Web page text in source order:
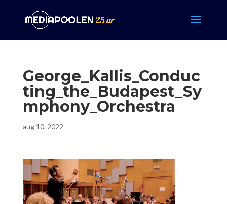
George_Kallis_Conduc
ting_the_Budapest_Sy
mphony_Orchestra
aug 10, 2022